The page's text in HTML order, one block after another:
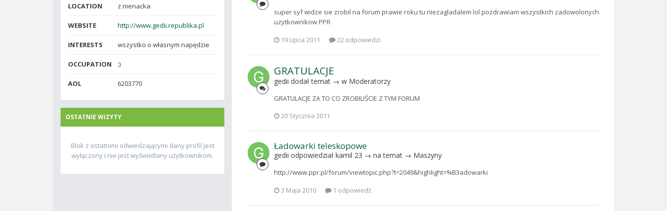
LOCATION z nienacka
WEBSITE http://www.gedii.republika.pl
INTERESTS wszystko o własnym napędzie
OCCUPATION :)
AOL 6203770
OSTATNIE WIZYTY
Blok z ostatnimi odwiedzającymi dany profil jest
wyłączony i nie jest wyświetlany użytkownikom.
super syf widze sie zrobil na forum prawie roku tu niezagladalem lol pozdrawiam wszystkich zadowolonych
uzytkownikow PPR
19 Lipca 2011
22 odpowiedzi
GRATULACJE
gedii dodał temat → w Moderatorzy
GRATULACJE ZA TO CO ZROBILIŚCIE Z TYM FORUM
20 Stycznia 2011
Ładowarki teleskopowe
gedii odpowiedział kamil 23 → na temat → Maszyny
http://www.ppr.pl/forum/viewtopic.php?t=2049&highlight=%B3adowarki
3 Maja 2010
1 odpowiedź